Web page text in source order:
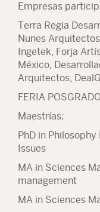
Empresas
Terra Regia
Nunes
Ingetek, Forja
México,
Arquitectos,
FERIA POSGRADO
Maestrías;
PhD in
Issues
MA in Sciences
management
MA in Sciences